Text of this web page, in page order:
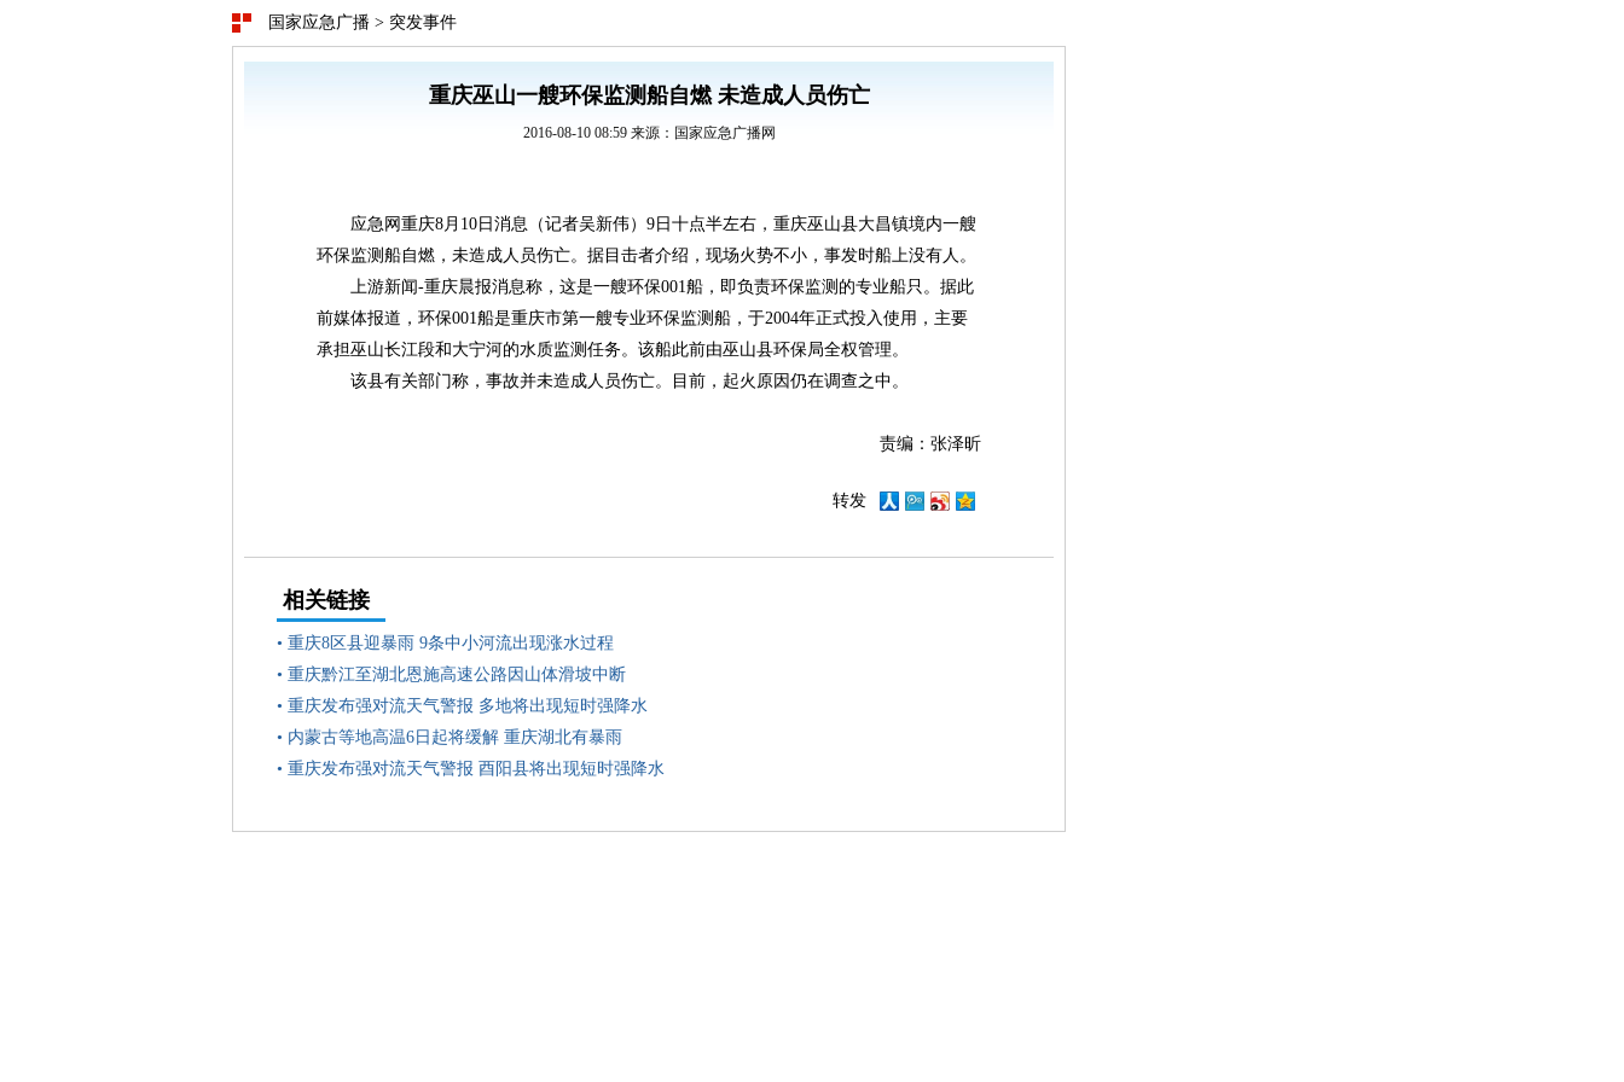
国家应急广播 > 突发事件
重庆巫山一艘环保监测船自燃 未造成人员伤亡
2016-08-10 08:59 来源：国家应急广播网
应急网重庆8月10日消息（记者吴新伟）9日十点半左右，重庆巫山县大昌镇境内一艘
环保监测船自燃，未造成人员伤亡。据目击者介绍，现场火势不小，事发时船上没有人。
上游新闻-重庆晨报消息称，这是一艘环保001船，即负责环保监测的专业船只。据此
前媒体报道，环保001船是重庆市第一艘专业环保监测船，于2004年正式投入使用，主要
承担巫山长江段和大宁河的水质监测任务。该船此前由巫山县环保局全权管理。
该县有关部门称，事故并未造成人员伤亡。目前，起火原因仍在调查之中。
责编：张泽昕
转发
相关链接
• 重庆8区县迎暴雨 9条中小河流出现涨水过程
• 重庆黔江至湖北恩施高速公路因山体滑坡中断
• 重庆发布强对流天气警报 多地将出现短时强降水
• 内蒙古等地高温6日起将缓解 重庆湖北有暴雨
• 重庆发布强对流天气警报 酉阳县将出现短时强降水